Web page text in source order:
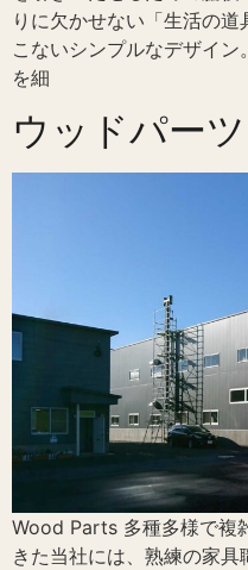
りに欠かせない「生活の
こないシンプルなデザイ
を細
ウッドパーツ
Wood Parts 多種多様で複
きた当社には、熟練の家